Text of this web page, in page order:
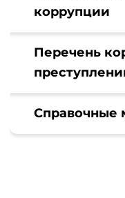
коррупции
Перечень
Справочные